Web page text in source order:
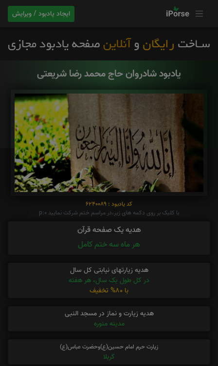
ایجاد یادبود / ویرایش
یادبود شادروان حاج محمد رضا شریعتی
کد یادبود : 6240089
با کلیک بر روی دکمه های زیر،در مراسم ختم شرکت نمایید p:0
هدیه یک صفحه قرآن
هر ماه سه ختم کامل
هدیه زیارتهای نیابتی کل سال
در کل طول یک سال، هر هفته
با 80% تخفیف
هدیه زیارت و نماز در مسجد النبی
مدینه منوره
زیارت حرم امام حسین(ع)وحضرت عباس(ع)
کربلا